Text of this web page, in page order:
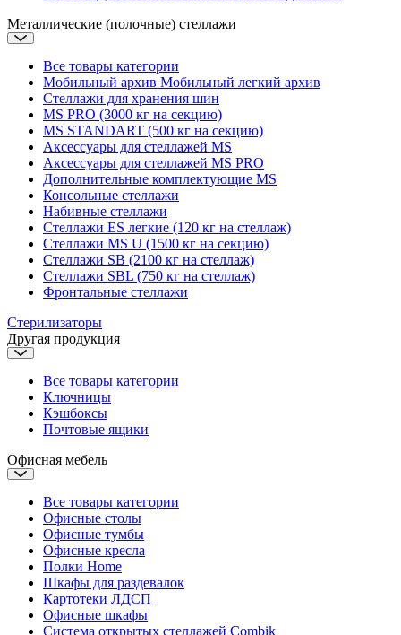
Металлические (полочные) стеллажи
Все товары категории
Мобильный архив Мобильный легкий архив
Стеллажи для хранения шин
MS PRO (3000 кг на секцию)
MS STANDART (500 кг на секцию)
Аксессуары для стеллажей MS
Аксессуары для стеллажей MS PRO
Дополнительные комплектующие MS
Консольные стеллажи
Набивные стеллажи
Стеллажи ES легкие (120 кг на стеллаж)
Стеллажи MS U (1500 кг на секцию)
Стеллажи SB (2100 кг на стеллаж)
Стеллажи SBL (750 кг на стеллаж)
Фронтальные стеллажи
Стерилизаторы
Другая продукция
Все товары категории
Ключницы
Кэшбоксы
Почтовые ящики
Офисная мебель
Все товары категории
Офисные столы
Офисные тумбы
Офисные кресла
Полки Home
Шкафы для раздевалок
Картотеки ЛДСП
Офисные шкафы
Система открытых стеллажей Combik